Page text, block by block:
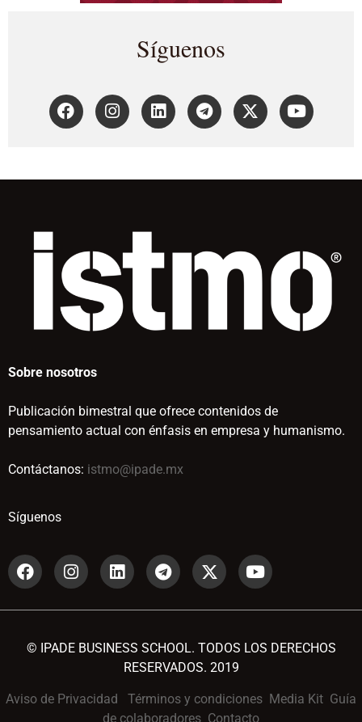
Síguenos
Sobre nosotros
Publicación bimestral que ofrece contenidos de
pensamiento actual con énfasis en empresa y humanismo.
Contáctanos: istmo@ipade.mx
Síguenos
© IPADE BUSINESS SCHOOL. TODOS LOS DERECHOS
RESERVADOS. 2019
Aviso de Privacidad Términos y condiciones Media Kit Guía
de colaboradores Contacto